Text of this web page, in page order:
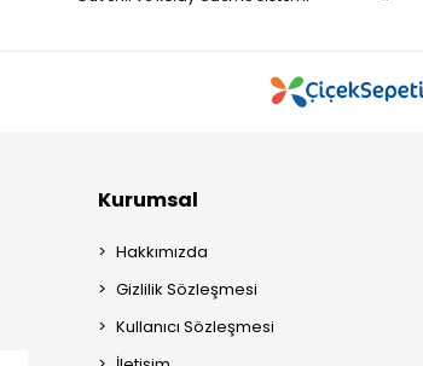
Kurumsal
Hakkımızda
Gizlilik Sözleşmesi
Kullanıcı Sözleşmesi